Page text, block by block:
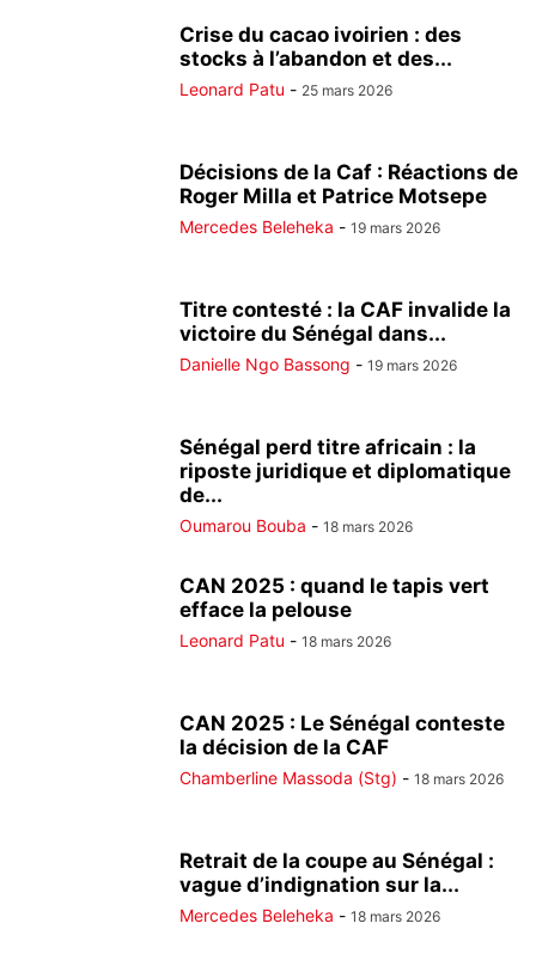
Crise du cacao ivoirien : des
stocks à l’abandon et des...
Leonard Patu - 25 mars 2026
Décisions de la Caf : Réactions de
Roger Milla et Patrice Motsepe
Mercedes Beleheka - 19 mars 2026
Titre contesté : la CAF invalide la
victoire du Sénégal dans...
Danielle Ngo Bassong - 19 mars 2026
Sénégal perd titre africain : la
riposte juridique et diplomatique
de...
Oumarou Bouba - 18 mars 2026
CAN 2025 : quand le tapis vert
efface la pelouse
Leonard Patu - 18 mars 2026
CAN 2025 : Le Sénégal conteste
la décision de la CAF
Chamberline Massoda (Stg) - 18 mars 2026
Retrait de la coupe au Sénégal :
vague d’indignation sur la...
Mercedes Beleheka - 18 mars 2026